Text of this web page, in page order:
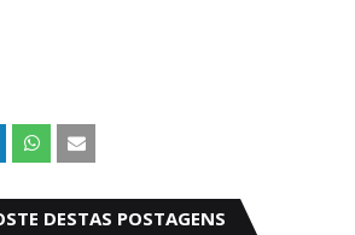
DESTAS POSTAGENS